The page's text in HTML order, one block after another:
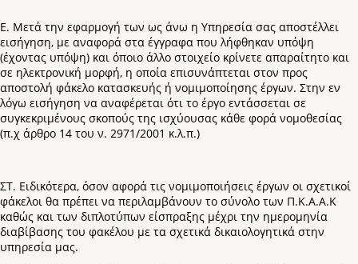
Ε. Μετά την εφαρμογή των ως άνω η Υπηρεσία σας αποστέλλει
εισήγηση, με αναφορά στα έγγραφα που λήφθηκαν υπόψη
(έχοντας υπόψη) και όποιο άλλο στοιχείο κρίνετε απαραίτητο και
σε ηλεκτρονική μορφή, η οποία επισυνάπτεται στον προς
αποστολή φάκελο κατασκευής ή νομιμοποίησης έργων. Στην εν
λόγω εισήγηση να αναφέρεται ότι το έργο εντάσσεται σε
συγκεκριμένους σκοπούς της ισχύουσας κάθε φορά νομοθεσίας
(π.χ άρθρο 14 του ν. 2971/2001 κ.λ.π.)
ΣΤ. Ειδικότερα, όσον αφορά τις νομιμοποιήσεις έργων οι σχετικοί
φάκελοι θα πρέπει να περιλαμβάνουν το σύνολο των Π.Κ.Α.Α.Κ
καθώς και των διπλοτύπων είσπραξης μέχρι την ημερομηνία
διαβίβασης του φακέλου με τα σχετικά δικαιολογητικά στην
υπηρεσία μας.